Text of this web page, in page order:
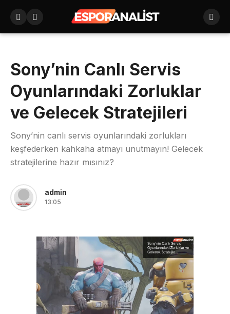
Sony’nin Canlı Servis
Oyunlarındaki Zorluklar
ve Gelecek Stratejileri
Sony’nin canlı servis oyunlarındaki zorlukları
keşfederken kahkaha atmayı unutmayın! Gelecek
stratejilerine hazır mısınız?
admin
13:05